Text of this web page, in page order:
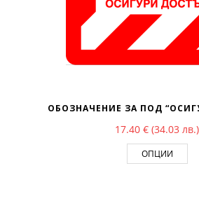
ОБОЗНАЧЕНИЕ ЗА ПОД
17.40 € (34.03 лв.)
ОПЦИИ